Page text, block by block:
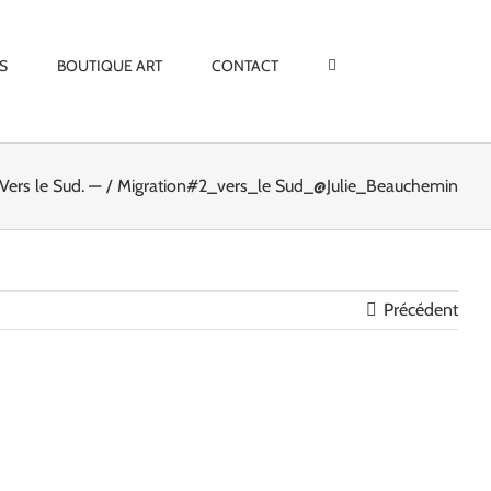
BOUTIQUE ART CONTACT
le Sud. — Migration#2_vers_le Sud_@Julie_Beauchemin
Précédent